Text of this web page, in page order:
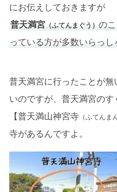
にお伝えしておきますが
普天満宮（ふてんまぐう） の
っている方が多数いらっし
普天満宮に行ったことが無
いのですが、普天満宮のす
【普天満山神宮寺（ふてんま
寺があるんですよ。